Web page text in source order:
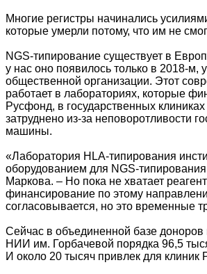
Многие регистры начинались
которые умерли потому, что им не
NGS-типирование существует в
у нас оно появилось только в 2018-м,
общественной организации. Этот
работает в лабораториях, которые
Русфонд, в государственных
затруднено из-за неповоротливости
машины.
«Лаборатория HLA-типирования
оборудованием для NGS-
Маркова. – Но пока не хватает
финансирование по этому
согласовывается, но это временные
Сейчас в объединенной базе доноров
НИИ им. Горбачевой порядка 96,5
И около 20 тысяч привлек для клиник